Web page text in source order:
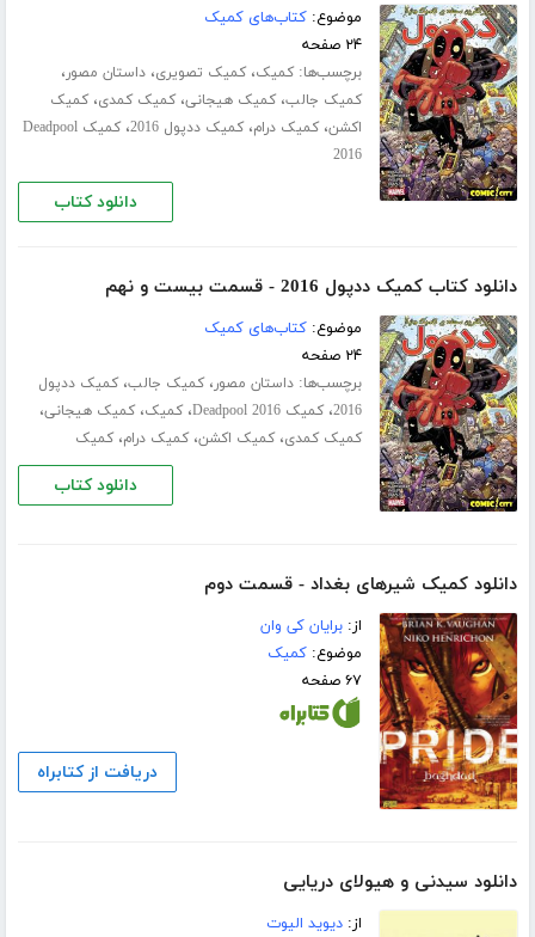
موضوع:کتاب‌های کمیک
۲۴ صفحه
برچسب‌ها:کمیک،کمیک تصویری،داستان مصور،
کمیک جالب،کمیک هیجانی،کمیک کمدی،کمیک
اکشن،کمیک درام،کمیک ددپول 2016 ،
کمیک Deadpool
2016
دانلود کتاب
دانلود کتاب کمیک ددپول 2016 - قسمت بیست و نهم
موضوع:کتاب‌های کمیک
۲۴ صفحه
برچسب‌ها:داستان مصور،کمیک جالب،کمیک ددپول
2016،کمیک Deadpool 2016 ،کمیک،کمیک هیجانی،
کمیک کمدی،کمیک اکشن،کمیک درام،کمیک
دانلود کتاب
دانلود کمیک شیرهای بغداد - قسمت دوم
از:برایان کی وان
موضوع:کمیک
۶۷ صفحه
دریافت از کتابراه
دانلود سیدنی و هیولای دریایی
از:دیوید الیوت